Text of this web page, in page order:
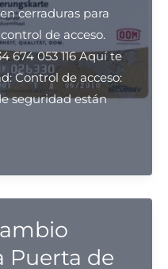
cerraduras para
de acceso.
674 053 116 Aquí te
Control de acceso:
seguridad están
Puerta de